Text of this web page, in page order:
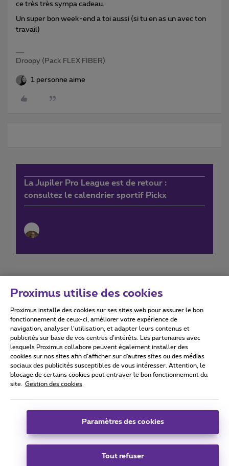
ce très très sympa cadeau.
Un super bon week-end a toi aussi (si tu en as un avec ton
travail)
Droopy (Pack FLEX FIBER)
1 personne aime
La Jupiler Pro League est de retour :
consultez le calendrier sportif Pickx
Conditions d'utilisation Accessibility statement
Tous droits réservés. © 2026
Conditions générales, info consommateur
Coordonnées de l’entreprise
Boulevard du Roi Albert II 27 - B-1030 Bruxelles.
Proximus utilise des cookies
Proximus installe des cookies sur ses sites web pour assurer le bon
fonctionnement de ceux-ci, améliorer votre expérience de
navigation, analyser l’utilisation, et adapter leurs contenus et
publicités sur base de vos centres d’intérêts. Les partenaires avec
lesquels Proximus collabore peuvent également installer des
cookies sur nos sites afin d’afficher sur d'autres sites ou des médias
sociaux des publicités susceptibles de vous intéresser. Attention, le
blocage de certains cookies peut entraver le bon fonctionnement du
site.
Gestion des cookies
Paramètres des cookies
Tout refuser